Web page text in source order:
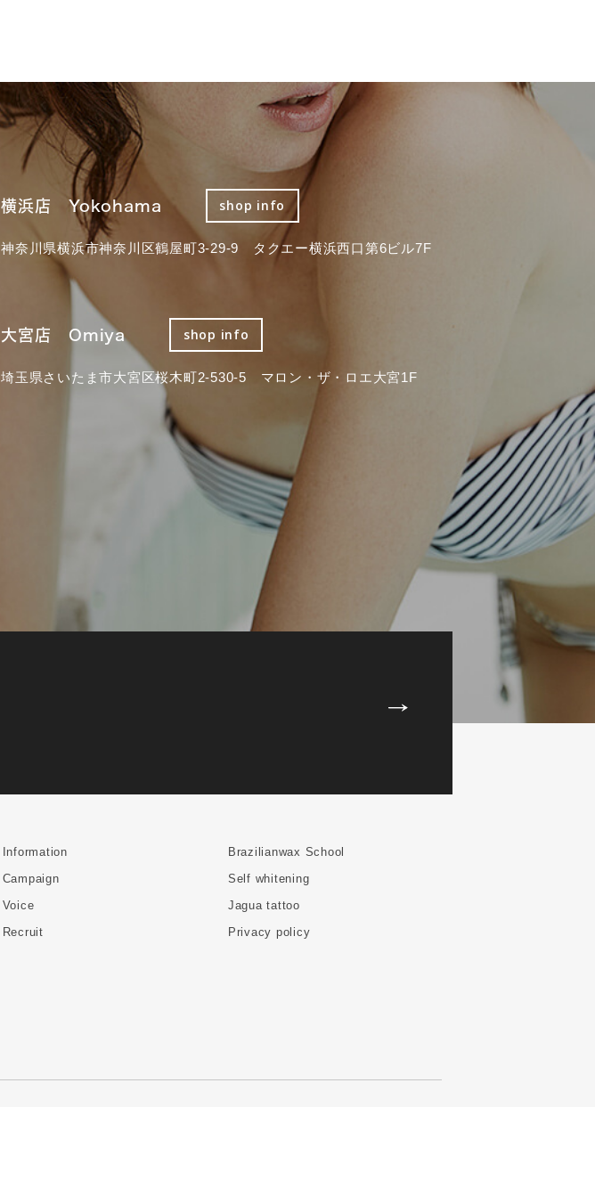
横浜店 Yokohama shop info
神奈川県横浜市神奈川区鶴屋町3-29-9 タクエー横浜西口第6ビル7F
大宮店 Omiya shop info
埼玉県さいたま市大宮区桜木町2-530-5 マロン・ザ・ロエ大宮1F
Information
Campaign
Voice
Recruit
Brazilianwax School
Self whitening
Jagua tattoo
Privacy policy